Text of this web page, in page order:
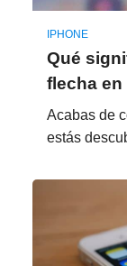
IPHONE
Qué
flecha en
Acabas de
estás